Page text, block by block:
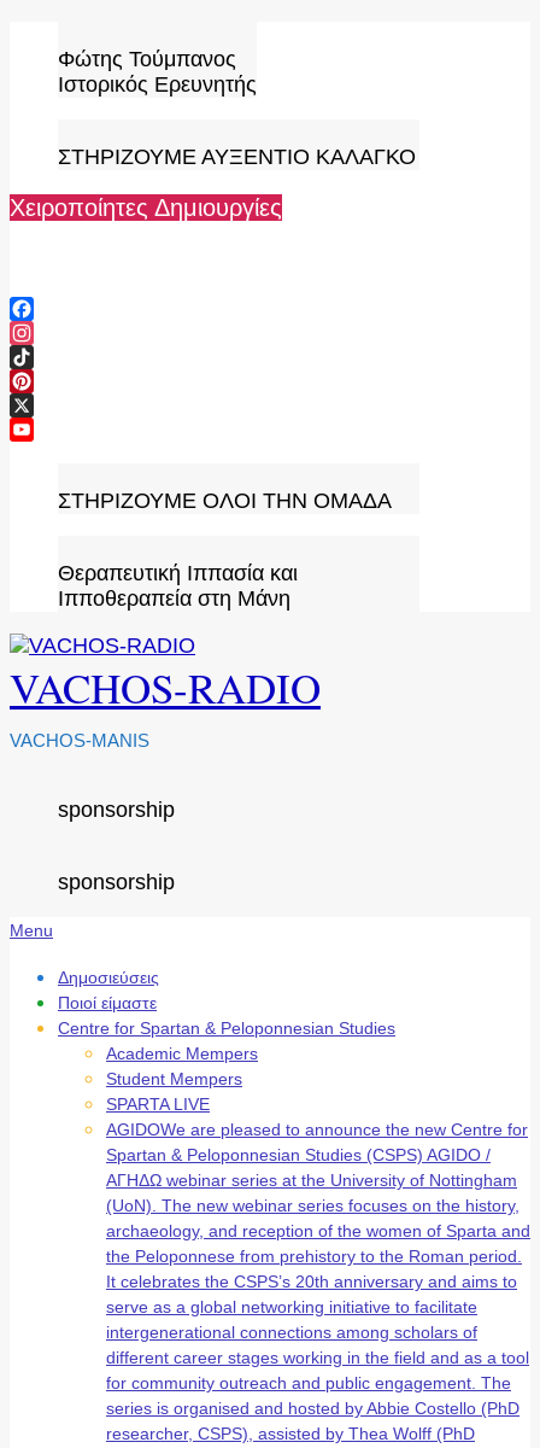
content
Φώτης Τούμπανος
Ιστορικός Ερευνητής
ΣΤΗΡΙΖΟΥΜΕ ΑΥΞΕΝΤΙΟ ΚΑΛΑΓΚΟ
Χειροποίητες Δημιουργίες
Facebook
Instagram
TikTok
Pinterest
X
ΣΤΗΡΙΖΟΥΜΕ ΟΛΟΙ ΤΗΝ ΟΜΑΔΑ
Θεραπευτική Ιππασία και
Ιπποθεραπεία στη Μάνη
VACHOS-RADIO
VACHOS-MANIS
sponsorship
sponsorship
Secondary
Menu
Menu
Δημοσιεύσεις
Ποιοί είμαστε
Centre for Spartan & Peloponnesian Studies
Academic Mempers
Student Mempers
SPARTA LIVE
AGIDOWe are pleased to announce the new Centre for
Spartan & Peloponnesian Studies (CSPS) AGIDO /
ΑΓΗΔΩ webinar series at the University of Nottingham
(UoN). The new webinar series focuses on the history,
archaeology, and reception of the women of Sparta and
the Peloponnese from prehistory to the Roman period.
It celebrates the CSPS’s 20th anniversary and aims to
serve as a global networking initiative to facilitate
intergenerational connections among scholars of
different career stages working in the field and as a tool
for community outreach and public engagement. The
series is organised and hosted by Abbie Costello (PhD
researcher, CSPS), assisted by Thea Wolff (PhD